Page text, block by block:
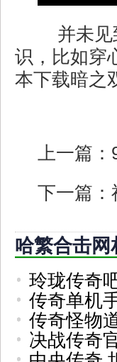
并未见
识，比如穿
本下载暗之
上一篇：
下一篇：
哈繁合击网
玲珑传奇
传奇单机
传奇怪物
决战传奇